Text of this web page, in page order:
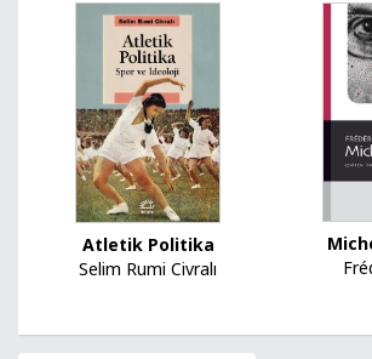
Atletik Politika
Selim Rumi Civralı